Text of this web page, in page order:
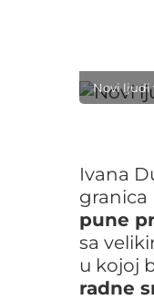
Novi ljudi
Ivana
granica
pune
sa
u kojoj
radne